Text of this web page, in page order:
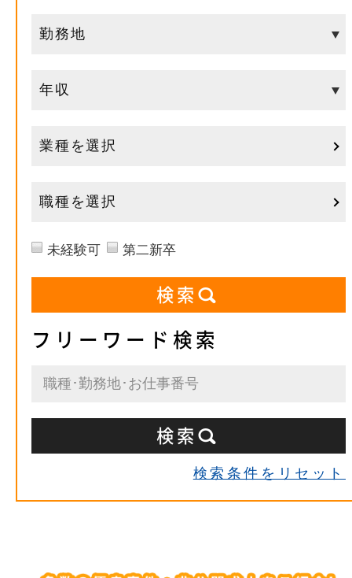
業種を選択
職種を選択
未経験可 第二新卒
フリーワード検索
検索条件をリセット